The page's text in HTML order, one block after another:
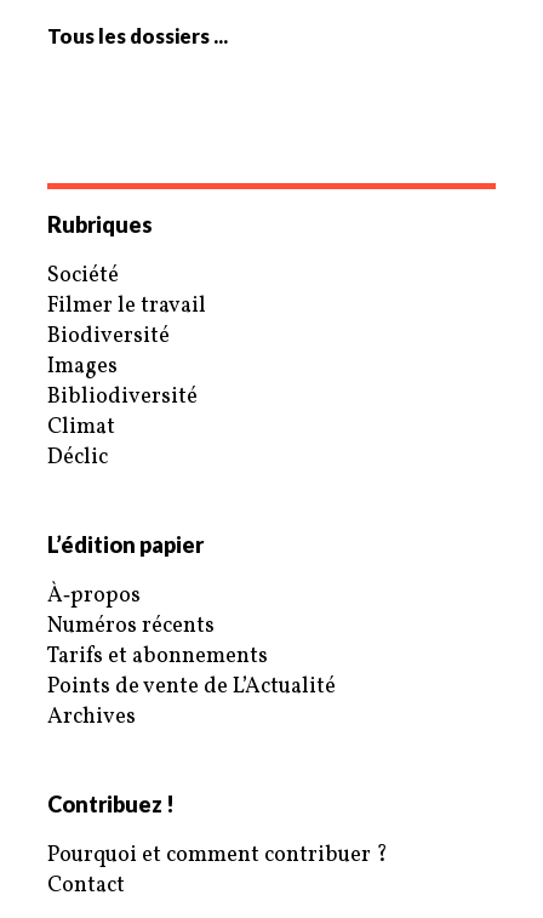
Tous les dossiers ...
Rubriques
Société
Filmer le travail
Biodiversité
Images
Bibliodiversité
Climat
Déclic
L’édition papier
À‑propos
Numéros récents
Tarifs et abonnements
Points de vente de L’Actualité
Archives
Contribuez !
Pourquoi et comment contribuer ?
Contact